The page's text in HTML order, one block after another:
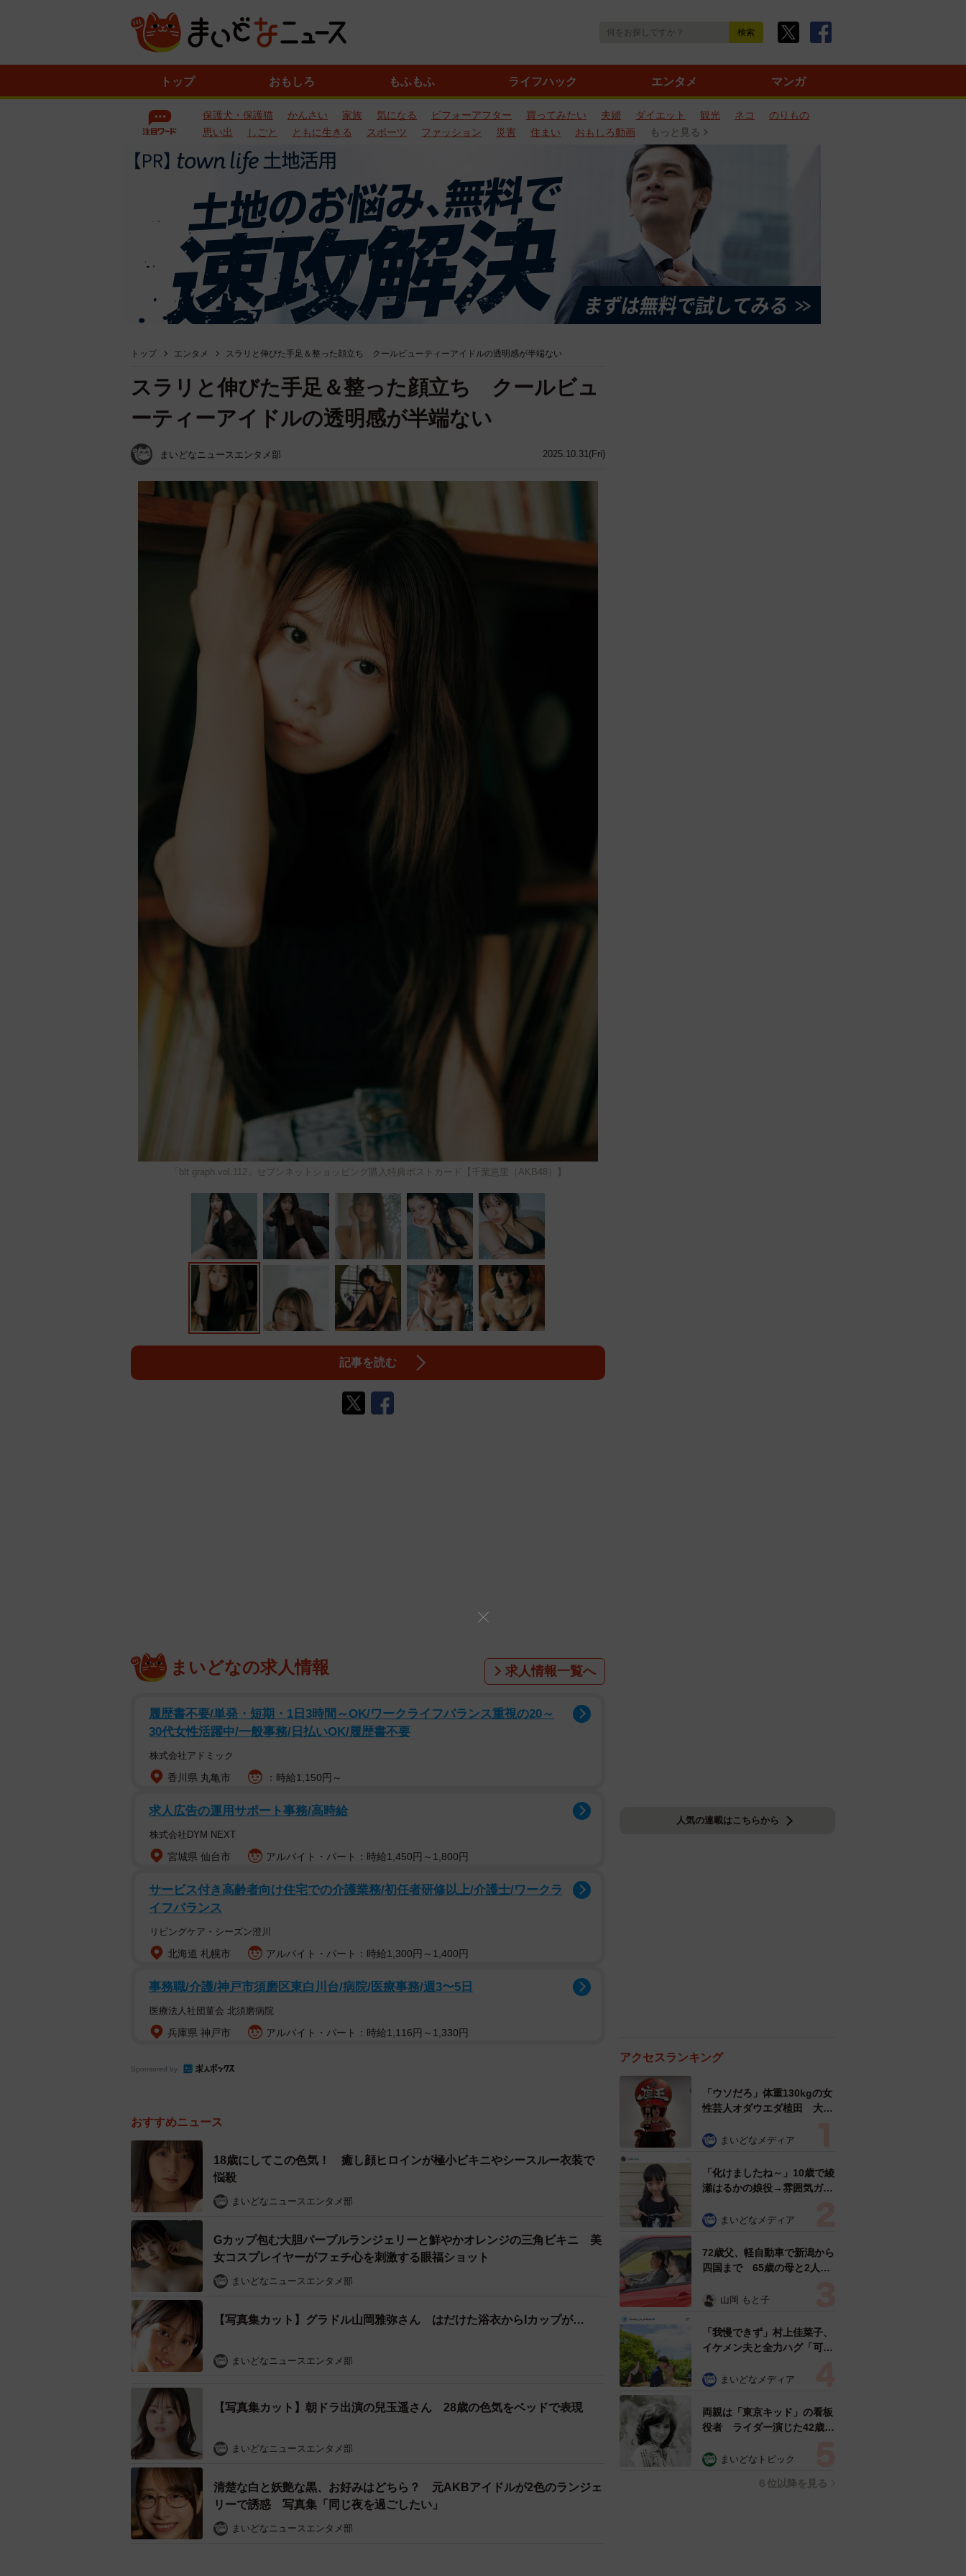
トップ おもしろ もふもふ ライフハック エンタメ マンガ
保護犬・保護猫 かんさい 家族 気になる ビフォーアフター 買ってみたい 夫婦 ダイエット 観光 ネコ
のりもの
思い出
しごと ともに生きる スポーツ ファッション 災害 住まい おもしろ動画 もっと見る
トップ エンタメ スラリと伸びた手足＆整った顔立ち クールビューティーアイドルの透明感が半端ない
2025.10.31(Fri)
スラリと伸びた手足＆整った顔立ち クールビュ
ーティーアイドルの透明感が半端ない
まいどなニュースエンタメ部
「blt graph.vol.112」セブンネットショッピング購入特典ポストカード【千葉恵里（AKB48）】
記事を読む
まいどなの求人情報 求人情報一覧へ
履歴書不要/単発・短期・1日3時間～OK/ワークライフバランス重視の20～
30代女性活躍中/一般事務/日払いOK/履歴書不要
株式会社アドミック
香川県 丸亀市 ：時給1,150円～
求人広告の運用サポート事務/高時給
株式会社DYM NEXT
宮城県 仙台市 アルバイト・パート：時給1,450円～1,800円
サービス付き高齢者向け住宅での介護業務/初任者研修以上/介護士/ワークラ
イフバランス
リビングケア・シーズン澄川
北海道 札幌市 アルバイト・パート：時給1,300円～1,400円
事務職/介護/神戸市須磨区東白川台/病院/医療事務/週3〜5日
医療法人社団菫会 北須磨病院
兵庫県 神戸市 アルバイト・パート：時給1,116円～1,330円
Sponsored by
おすすめニュース
18歳にしてこの色気！ 癒し顔ヒロインが極小ビキニやシースルー衣装で
悩殺
まいどなニュースエンタメ部
Gカップ包む大胆パープルランジェリーと鮮やかオレンジの三角ビキニ 美
女コスプレイヤーがフェチ心を刺激する眼福ショット
まいどなニュースエンタメ部
【写真集カット】グラドル山岡雅弥さん はだけた浴衣からIカップが…
まいどなニュースエンタメ部
【写真集カット】朝ドラ出演の兒玉遥さん 28歳の色気をベッドで表現
まいどなニュースエンタメ部
清楚な白と妖艶な黒、お好みはどちら？ 元AKBアイドルが2色のランジェ
リーで誘惑 写真集「同じ夜を過ごしたい」
まいどなニュースエンタメ部
人気の連載はこちらから
アクセスランキング
「ウソだろ」体重130kgの女
性芸人オダウエダ植田 大学
で」 まいどなメディア
「化けましたね～」10歳で綾
瀬はるかの娘役→雰囲気ガラ
雰囲気が」「宝塚に入れそ
まいどなメディア
72歳父、軽自動車で新潟から
四国まで 65歳の母と2人で
憩まで分刻み… 「大学生で
山岡 もと子
「我慢できず」村上佳菜子、
イケメン夫と全力ハグ「可愛
まいどなメディア
両親は「東京キッド」の看板
役者 ライダー演じた42歳元
ングフォト」計画を明言
まいどなトピック
６位以降を見る